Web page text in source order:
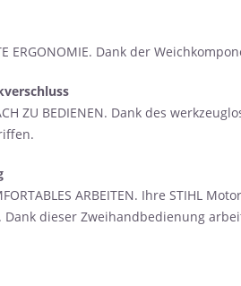
ERGONOMIE. Dank der
ZU BEDIENEN. Dank des
ARBEITEN. Ihre
Dank dieser Zweihandbedienung